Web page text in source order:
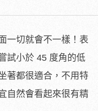
一切就會不一樣！表
試小於 45 度角的低
著都很適合，不用特
自然會看起來很有精